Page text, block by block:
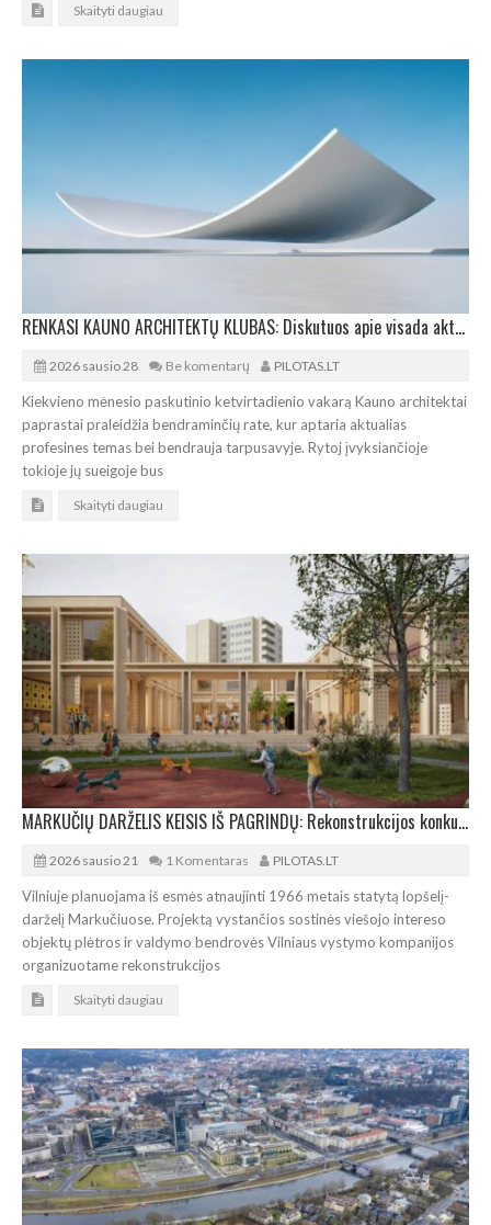
Skaityti daugiau
RENKASI KAUNO ARCHITEKTŲ KLUBAS: Diskutuos apie visada aktualius architektūros konkursus
2026 sausio 28 Be komentarų PILOTAS.LT
Kiekvieno mėnesio paskutinio ketvirtadienio vakarą Kauno architektai
paprastai praleidžia bendraminčių rate, kur aptaria aktualias
profesines temas bei bendrauja tarpusavyje. Rytoj įvyksiančioje
tokioje jų sueigoje bus
Skaityti daugiau
MARKUČIŲ DARŽELIS KEISIS IŠ PAGRINDŲ: Rekonstrukcijos konkursą laimėjo „Processoffice“
2026 sausio 21 1 Komentaras PILOTAS.LT
Vilniuje planuojama iš esmės atnaujinti 1966 metais statytą lopšelį-
darželį Markučiuose. Projektą vystančios sostinės viešojo intereso
objektų plėtros ir valdymo bendrovės Vilniaus vystymo kompanijos
organizuotame rekonstrukcijos
Skaityti daugiau